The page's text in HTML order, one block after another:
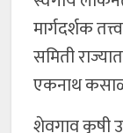
मार्गदर्शक
समिती
एकनाथ
शेवगाव कृषी